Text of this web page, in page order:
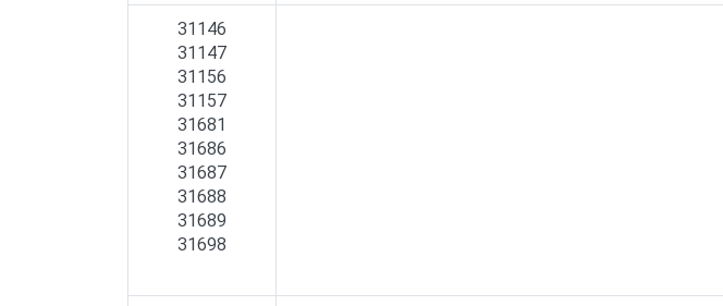
31146
31147
31156
31157
31681
31686
31687
31688
31689
31698